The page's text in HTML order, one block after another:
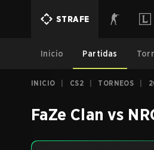
STRAFE
Inicio Partidas
INICIO CS2 TORNEOS
FaZe Clan vs